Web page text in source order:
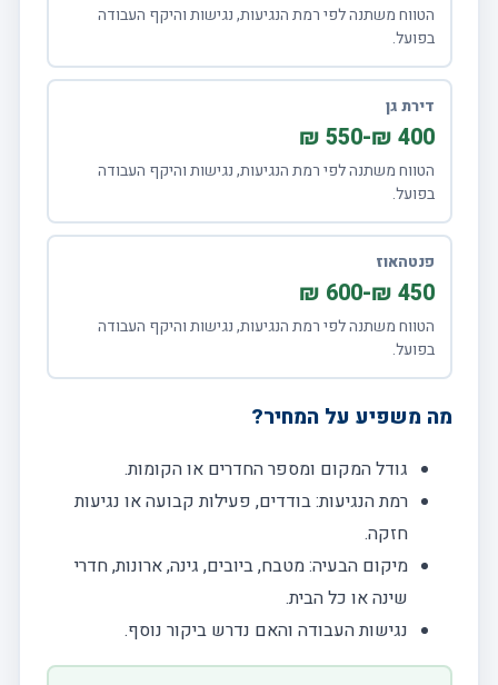
הטווח משתנה לפי רמת הנגיעות, נגישות והיקף העבודה
בפועל.
דירת גן
400 ₪-550 ₪
הטווח משתנה לפי רמת הנגיעות, נגישות והיקף העבודה
בפועל.
פנטהאוז
450 ₪-600 ₪
הטווח משתנה לפי רמת הנגיעות, נגישות והיקף העבודה
בפועל.
מה משפיע על המחיר?
גודל המקום ומספר החדרים או הקומות.
רמת הנגיעות: בודדים, פעילות קבועה או נגיעות
חזקה.
מיקום הבעיה: מטבח, ביובים, גינה, ארונות, חדרי
שינה או כל הבית.
נגישות העבודה והאם נדרש ביקור נוסף.